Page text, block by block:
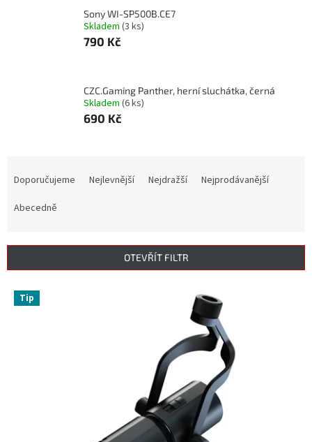
Sony WI-SP500B.CE7
Skladem (3 ks)
790 Kč
CZC.Gaming Panther, herní sluchátka, černá
Skladem (6 ks)
690 Kč
r
Doporučujeme Nejlevnější Nejdražší
Nejprodávanější
Abecedně
OTEVŘÍT FILTR
V Tip